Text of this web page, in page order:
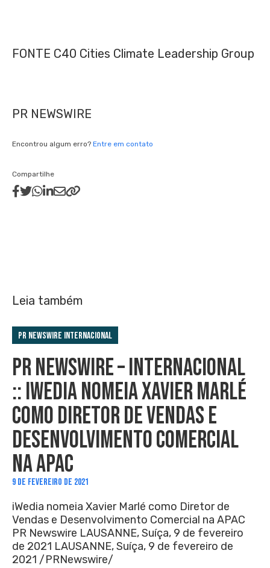
FONTE C40 Cities Climate Leadership Group
PR NEWSWIRE
Encontrou algum erro? Entre em contato
Compartilhe
Leia também
PR Newswire Internacional
PR NEWSWIRE – INTERNACIONAL
:: IWEDIA NOMEIA XAVIER MARLÉ
COMO DIRETOR DE VENDAS E
DESENVOLVIMENTO COMERCIAL
NA APAC
9 DE FEVEREIRO DE 2021
iWedia nomeia Xavier Marlé como Diretor de
Vendas e Desenvolvimento Comercial na APAC
PR Newswire LAUSANNE, Suíça, 9 de fevereiro
de 2021 LAUSANNE, Suíça, 9 de fevereiro de
2021 /PRNewswire/